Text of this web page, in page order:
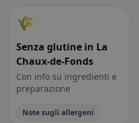
🌾
Senza glutine in La
Chaux-de-Fonds
Con info su ingredienti e
preparazione
Note sugli allergeni